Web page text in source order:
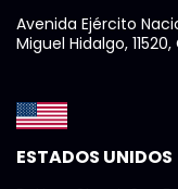
Avenida Ejército
Miguel Hidalgo,
ESTADOS UNIDOS